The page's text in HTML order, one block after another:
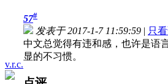
v.r.c.
57#
发表于 2017-1-7 11:59:59 | 只
中文总觉得有违和感，也许是语
显的不习惯。